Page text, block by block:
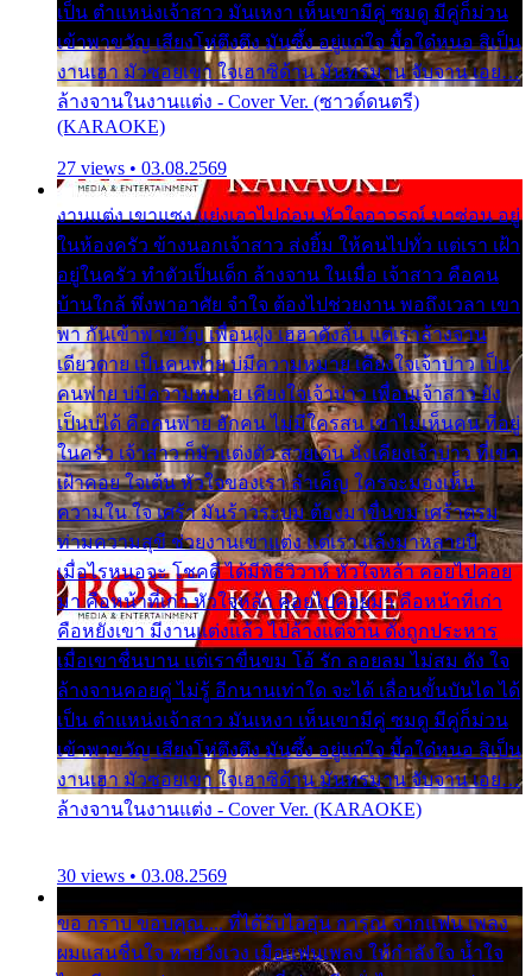
เป็น ตำแหน่งเจ้าสาว มันเหงา เห็นเขามีคู่ ซมดู มีคู่ก็ม่วน
เข้าพาขวัญ เสียงโห่ตึงตึง มันซึ้ง อยู่แก่ใจ มื้อใด๋หนอ สิเป็น
งานเฮา มัวซอยเขา ใจเฮาซิด้าน มันทรมาน จับจาน เอย…
ล้างจานในงานแต่ง - Cover Ver. (ซาวด์ดนตรี)
(KARAOKE)
27 views • 03.08.2569
งานแต่ง เขาแซง แย่งเอาไปก่อน หัวใจอาวรณ์ มาซ่อน อยู่
ในห้องครัว ข้างนอกเจ้าสาว ส่งยิ้ม ให้คนไปทั่ว แต่เรา เฝ้า
อยู่ในครัว ทำตัวเป็นเด็ก ล้างจาน ในเมื่อ เจ้าสาว คือคน
บ้านใกล้ พึ่งพาอาศัย จำใจ ต้องไปช่วยงาน พอถึงเวลา เขา
พา กันเข้าพาขวัญ เพื่อนฝูง เฮฮาดังลั่น แต่เราล้างจาน
เดียวดาย เป็นคนพ่าย บ่มีความหมาย เคียงใจเจ้าบ่าว เป็น
คนพ่าย บ่มีความหมาย เคียงใจเจ้าบ่าว เพื่อนเจ้าสาว ยัง
เป็นบ่ได้ คือคนพ่าย ฮักคน ไม่มีใครสน เขาไม่เห็นคน ที่อยู่
ในครัว เจ้าสาว ก็มัวแต่งตัว สวยเด่น นั่งเคียงเจ้าบ่าว ที่เขา
เฝ้าคอย ใจเต้น หัวใจของเรา ลำเค็ญ ใครจะมองเห็น
ความใน ใจ เศร้า มันร้าวระบม ต้องมาขื่นขม เศร้าตรม
ท่ามความสุขี ช่วยงานเขาแต่ง แต่เรา แล้งมาหลายปี
เมื่อไรหนอจะ โชคดี ได้มีพิธีวิวาห์ หัวใจหล้า คอยไปคอย
มา คือหน้าที่เก่า หัวใจหล้า คอยไปคอยมา คือหน้าที่เก่า
คือหยังเขา มีงานแต่งแล้ว ไปล้างแต่จาน ดั่งถูกประหาร
เมื่อเขาชื่นบาน แต่เราขื่นขม โอ้ รัก ลอยลม ไม่สม ดัง ใจ
ล้างจานคอยคู่ ไม่รู้ อีกนานเท่าใด จะได้ เลื่อนขั้นบันได ได้
เป็น ตำแหน่งเจ้าสาว มันเหงา เห็นเขามีคู่ ซมดู มีคู่ก็ม่วน
เข้าพาขวัญ เสียงโห่ตึงตึง มันซึ้ง อยู่แก่ใจ มื้อใด๋หนอ สิเป็น
งานเฮา มัวซอยเขา ใจเฮาซิด้าน มันทรมาน จับจาน เอย…
ล้างจานในงานแต่ง - Cover Ver. (KARAOKE)
30 views • 03.08.2569
ขอ กราบ ขอบคุณ.... ที่ได้รับไออุ่น การุณ จากแฟน เพลง
ผมแสนชื่นใจ หายวังเวง เมื่อแฟนเพลง ให้กำลังใจ น้ำใจ